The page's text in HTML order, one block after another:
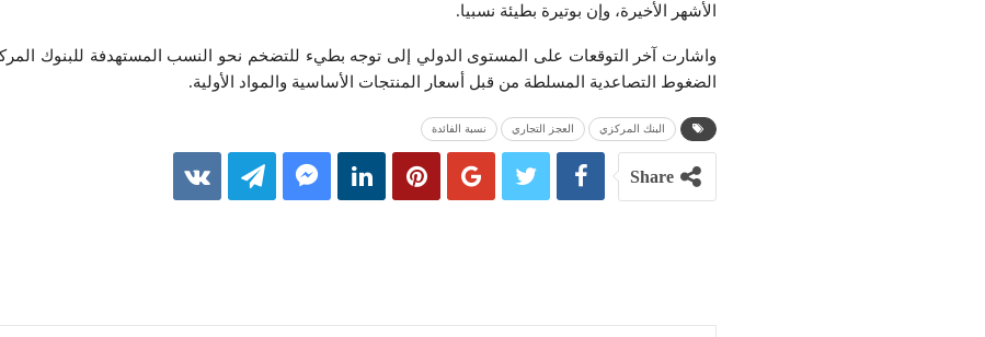
الأشھر الأخیرة، وإن بوتیرة بطیئة نسبیا.
واشارت آخر التوقعات على المستوى الدولي إلى توجه بطيء للتضخم نحو النسب المستھدفة للبنوك
الضغوط التصاعدیة المسلطة من قبل أسعار المنتجات الأساسیة والمواد الأولیة.
البنك المركزي العجز التجاري نسبة الفائدة
Share